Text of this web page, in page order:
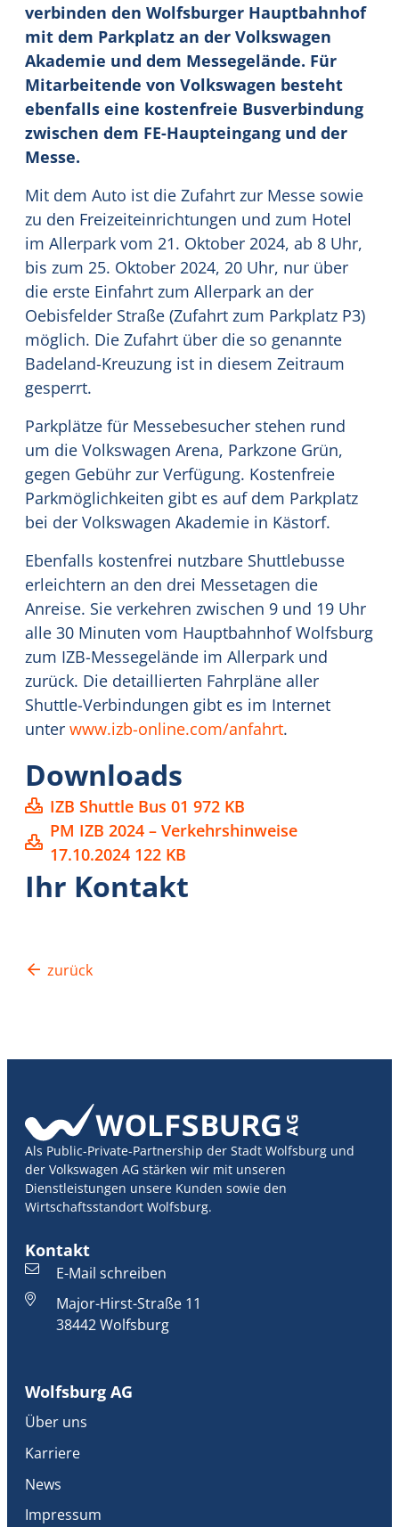
verbinden den Wolfsburger Hauptbahnhof
mit dem Parkplatz an der Volkswagen
Akademie und dem Messegelände. Für
Mitarbeitende von Volkswagen besteht
ebenfalls eine kostenfreie Busverbindung
zwischen dem FE-Haupteingang und der
Messe.
Mit dem Auto ist die Zufahrt zur Messe sowie
zu den Freizeiteinrichtungen und zum Hotel
im Allerpark vom 21. Oktober 2024, ab 8 Uhr,
bis zum 25. Oktober 2024, 20 Uhr, nur über
die erste Einfahrt zum Allerpark an der
Oebisfelder Straße (Zufahrt zum Parkplatz P3)
möglich. Die Zufahrt über die so genannte
Badeland-Kreuzung ist in diesem Zeitraum
gesperrt.
Parkplätze für Messebesucher stehen rund
um die Volkswagen Arena, Parkzone Grün,
gegen Gebühr zur Verfügung. Kostenfreie
Parkmöglichkeiten gibt es auf dem Parkplatz
bei der Volkswagen Akademie in Kästorf.
Ebenfalls kostenfrei nutzbare Shuttlebusse
erleichtern an den drei Messetagen die
Anreise. Sie verkehren zwischen 9 und 19 Uhr
alle 30 Minuten vom Hauptbahnhof Wolfsburg
zum IZB-Messegelände im Allerpark und
zurück. Die detaillierten Fahrpläne aller
Shuttle-Verbindungen gibt es im Internet
unter www.izb-online.com/anfahrt.
Downloads
IZB Shuttle Bus 01 972 KB
PM IZB 2024 – Verkehrshinweise
17.10.2024 122 KB
Ihr Kontakt
zurück
Als Public-Private-Partnership der Stadt Wolfsburg und
der Volkswagen AG stärken wir mit unseren
Dienstleistungen unsere Kunden sowie den
Wirtschaftsstandort Wolfsburg.
Kontakt
E-Mail schreiben
Major-Hirst-Straße 11
38442 Wolfsburg
Wolfsburg AG
Über uns
Karriere
News
Impressum